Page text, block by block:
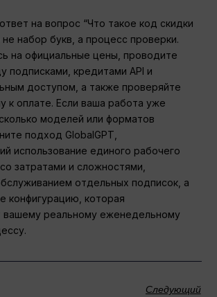
на вопрос “Что такое код скидки
набор букв, а процесс проверки.
на официальные цены, проводите
подписками, кредитами API и
доступом, а также проверяйте
к оплате. Если ваша работа уже
моделей или форматов
подход GlobalGPT,
использование единого рабочего
затратами и сложностями,
отдельных подписок, а
конфигурацию, которая
вашему реальному еженедельному
Следующий